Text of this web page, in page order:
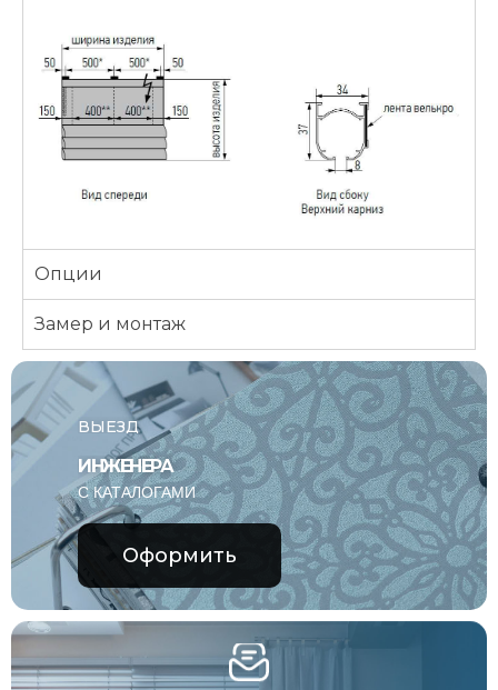
Опции
Замер и монтаж
ВЫЕЗД
ИНЖЕНЕРА
С КАТАЛОГАМИ
Оформить